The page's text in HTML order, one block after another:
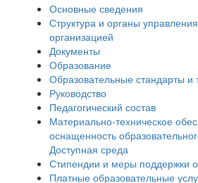
Основные сведения
Структура и органы
организацией
Документы
Образование
Образовательные стандарты и
Руководство
Педагогический состав
Материально-техническое
оснащенность
Доступная среда
Стипендии и меры поддержки
Платные образовательные